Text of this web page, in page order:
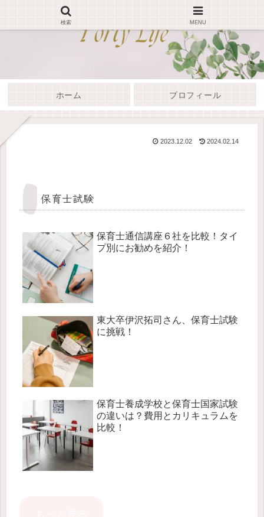
ホーム プロフィール
2023.12.02 2024.02.14
保育士試験
保育士通信講座６社を比較！タイ
プ別にお勧めを紹介！
東大卒伊沢拓司さん、保育士試験
に挑戦！
保育士養成学校と保育士国家試験
の違いは？費用とカリキュラムを
比較！
検索 MENU